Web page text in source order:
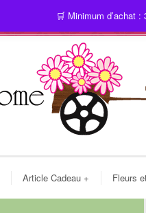
Article Cadeau + Fleurs
🛒 Minimum d’achat